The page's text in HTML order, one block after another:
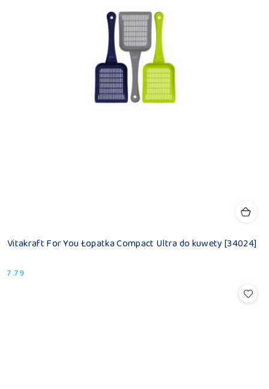
Vitakraft For You Łopatka Compact Ultra do kuwety [34024]
Cena:
7.79